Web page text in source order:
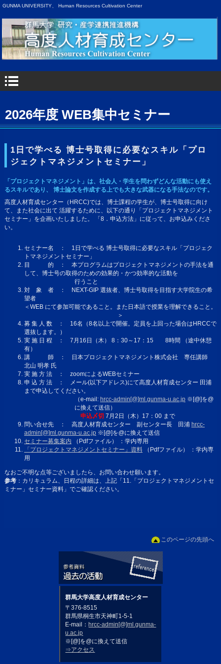
GUNMA UNIVERSITY、 Human Resources Cultivation Center
2026年度 WEB集中セミナー
1日で学べる 博士号取得に必要なスキル「プロ
ジェクトマネジメントセミナー」
「プロジェクトマネジメント」は、社会人・学生を問わずどんな活動にも使え
るスキルであり、 博士論文を作成する上でも大きな武器になる手法なのです。
高度人材育成センター（HRCC)では、博士課程の学生が、博士号取得に向け
て、また社会に出て 活躍するために、以下の通り「プロジェクトマネジメント
セミナー」を企画いたしました。 「8．申込方法」に従って、お申込みくださ
い。
セミナー名 ： 1日で学べる 博士号取得に必要なスキル「プロジェク
トマネジメントセミナー」
目 的 ： 本プログラムはプロジェクトマネジメントの手法を通
して、博士号の取得のための効果的・かつ効率的な活動を
行うこと
対 象 者 ： NEXT-GIP 選抜者、博士号取得を目指す大学院生の希
望者
＜WEB にて参加可能であること。また日本語で授業を理解できること。
＞
募 集 人 数 ： 16名（8名以上で開催。定員を上回った場合はHRCCで
選抜します。）
実 施 日 程 ： 7月16日（木） 8：30～17：15 8時間 （途中休憩
有）
講 師 ： 日本プロジェクトマネジメント株式会社 専任講師
北山 明孝 氏
実 施 方 法 ： zoomによるWEBセミナー
申 込 方 法 ： メール(以下アドレス)にて高度人材育成センター 田浦
まで申込してください。
（e-mail: hrcc-admin[@]ml.gunma-u.ac.jp※[@]を@
に換えて送信）
申込〆切7月2日（木）17：00 まで
問い合せ先 ： 高度人材育成センター 副センター長 田浦 hrcc-
admin[@]ml.gunma-u.ac.jp※[@]を@に換えて送信
セミナー募集案内 （Pdfファイル） ：学内専用
「プロジェクトマネジメントセミナー」資料（Pdfファイル） ：学内専
用
なおご不明な点等ございましたら、お問い合わせ願います。
参考：カリキュラム、日程の詳細は、上記「11.「プロジェクトマネジメントセ
ミナー」セミナー資料」でご確認ください。
このページの先頭へ
群馬大学高度人材育成センター
〒376-8515
群馬県桐生市天神町1-5-1
E-mail：hrcc-admin[@]ml.gunma-
u.ac.jp
※[@]を@に換えて送信
⇒アクセス